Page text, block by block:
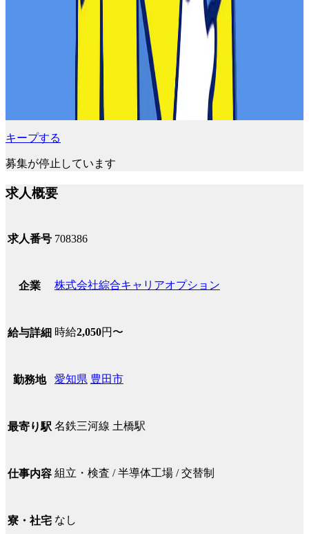
キープする
募集が停止しています
求人概要
求人番号 708386
企業 株式会社綜合キャリアオプション
給与詳細 時給2,050円〜
勤務地 愛知県 豊田市
最寄り駅 名鉄三河線 土橋駅
仕事内容 組立・検査 / 半導体工場 / 交替制
寮・社宅 なし